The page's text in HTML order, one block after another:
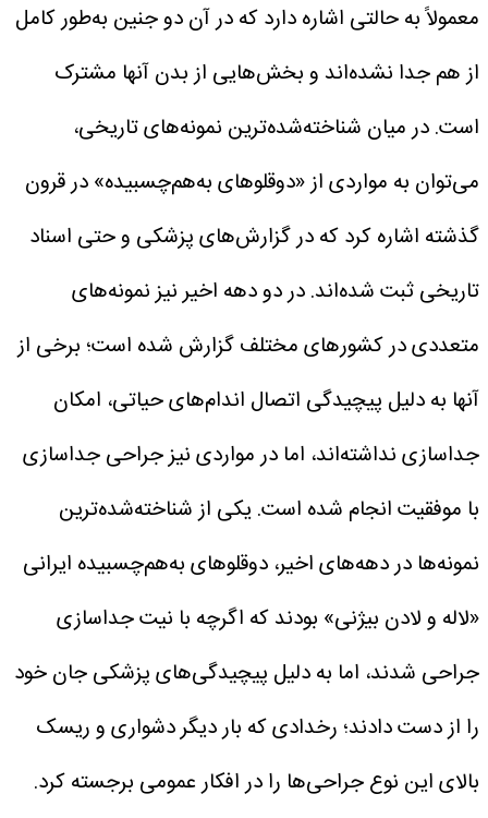
معمولاً به حالتی اشاره دارد که در آن دو جنین به‌طور کامل
از هم جدا نشده‌اند و بخش‌هایی از بدن آنها مشترک
است. در میان شناخته‌شده‌ترین نمونه‌های تاریخی،
می‌توان به مواردی از «دوقلو‌های به‌هم‌چسبیده» در قرون
گذشته اشاره کرد که در گزارش‌های پزشکی و حتی اسناد
تاریخی ثبت شده‌اند.در دو دهه اخیر نیز نمونه‌های
متعددی در کشور‌های مختلف گزارش شده است؛ برخی از
آنها به دلیل پیچیدگی اتصال اندام‌های حیاتی، امکان
جداسازی نداشته‌اند، اما در مواردی نیز جراحی جداسازی
با موفقیت انجام شده است. یکی از شناخته‌شده‌ترین
نمونه‌ها در دهه‌های اخیر، دوقلو‌های به‌هم‌چسبیده ایرانی
«لاله و لادن بیژنی» بودند که اگرچه با نیت جداسازی
جراحی شدند، اما به دلیل پیچیدگی‌های پزشکی جان خود
را از دست دادند؛ رخدادی که بار دیگر دشواری و ریسک
بالای این نوع جراحی‌ها را در افکار عمومی برجسته کرد.